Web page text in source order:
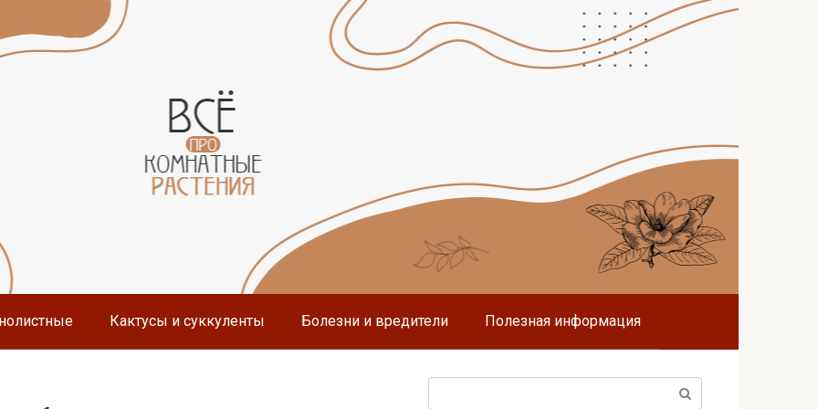
Кактусы и суккуленты Болезни и вредители Полезная информация